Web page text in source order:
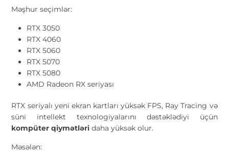
Məşhur seçimlər:
RTX 3050
RTX 4060
RTX 5060
RTX 5070
RTX 5080
AMD Radeon RX seriyası
RTX seriyalı yeni ekran kartları yüksək FPS, Ray Tracing və
süni intellekt texnologiyalarını dəstəklədiyi üçün
kompüter qiymətləri daha yüksək olur.
Məsələn: